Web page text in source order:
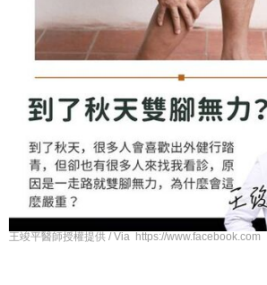
王竣平醫師授權提供 / Via https://www.facebook.com